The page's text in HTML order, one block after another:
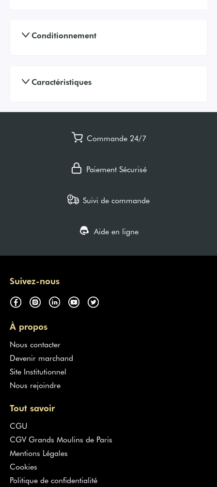
Conditionnement
Caractéristiques
Commande 24/7
Paiement Sécurisé
Suivi de commande
Aide en ligne
Suivez-nous
À propos
Nous contacter
Devenir marchand
Site Institutionnel
Nous rejoindre
Tout savoir
CGU
CGV Grands Moulins de Paris
Mentions Légales
Cookies
Politique de confidentialité